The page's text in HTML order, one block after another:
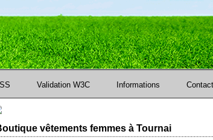
Validation W3C Informations Contact
vêtements femmes à Tournai